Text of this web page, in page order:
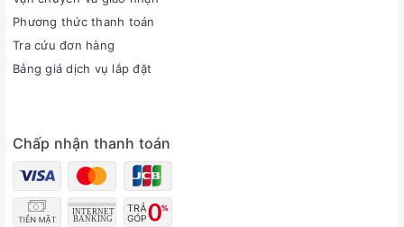
Phương thức thanh toán
Tra cứu đơn hàng
Bảng giá dịch vụ lắp đặt
Chấp nhận thanh toán